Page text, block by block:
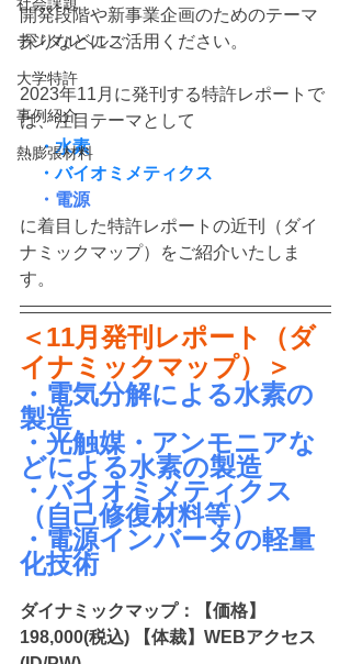
デジタルヘルス
大学特許
事例紹介
熱膨張材料
開発段階や新事業企画のためのテーマ
探りなどにご活用ください。
2023年11月に発刊する特許レポートで
は、注目テーマとして
・水素
・バイオミメティクス
・電源
に着目した特許レポートの近刊（ダイ
ナミックマップ）をご紹介いたしま
す。
＜11月発刊レポート（ダ
イナミックマップ）＞
・電気分解による水素の
製造
・光触媒・アンモニアな
どによる水素の製造
・バイオミメティクス
（自己修復材料等）
・電源インバータの軽量
化技術
ダイナミックマップ：【価格】
198,000(税込) 【体裁】WEBアクセス